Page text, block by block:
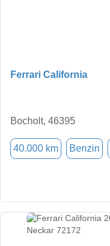
Ferrari California
Bocholt, 46395
40.000 km Benzin